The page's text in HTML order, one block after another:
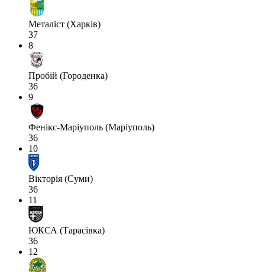
Металіст (Харків)
37
8
Пробій (Городенка)
36
9
Фенікс-Маріуполь (Маріуполь)
36
10
Вікторія (Суми)
36
11
ЮКСА (Тарасівка)
36
12